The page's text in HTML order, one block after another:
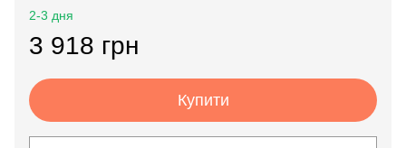
2-3 дня
3 918 грн
Купити